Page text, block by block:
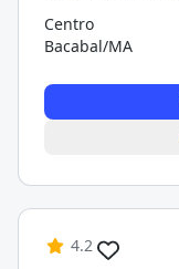
Centro
Bacabal/MA
4.2